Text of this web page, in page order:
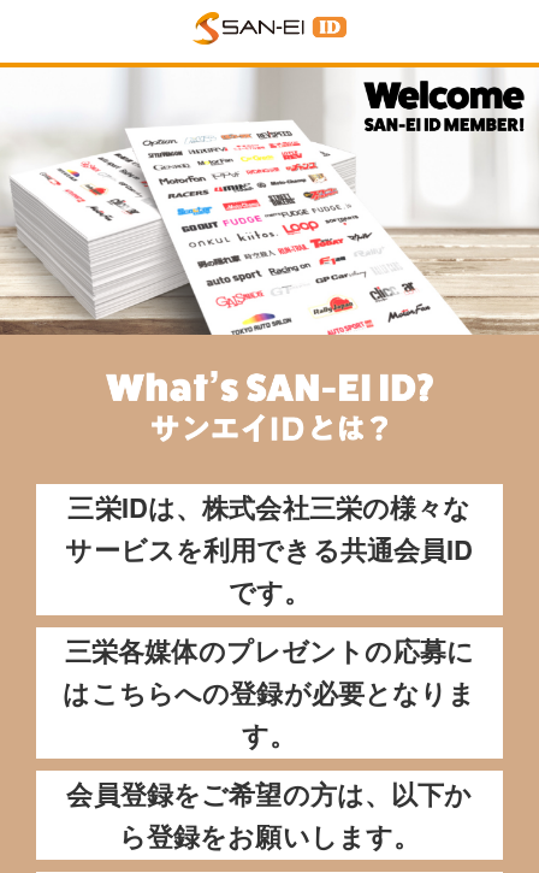
三栄IDは、株式会社三栄の様々な
サービスを利用できる共通会員ID
です。
三栄各媒体のプレゼントの応募に
はこちらへの登録が必要となりま
す。
会員登録をご希望の方は、以下か
ら登録をお願いします。